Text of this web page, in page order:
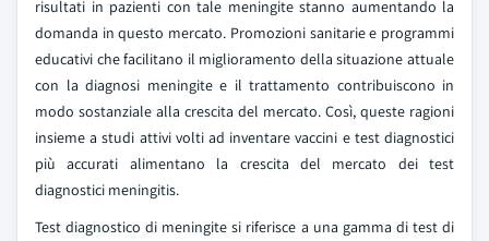
risultati in pazienti con tale meningite stanno aumentando la
domanda in questo mercato. Promozioni sanitarie e programmi
educativi che facilitano il miglioramento della situazione attuale
con la diagnosi meningite e il trattamento contribuiscono in
modo sostanziale alla crescita del mercato. Così, queste ragioni
insieme a studi attivi volti ad inventare vaccini e test diagnostici
più accurati alimentano la crescita del mercato dei test
diagnostici meningitis.
Test diagnostico di meningite si riferisce a una gamma di test di